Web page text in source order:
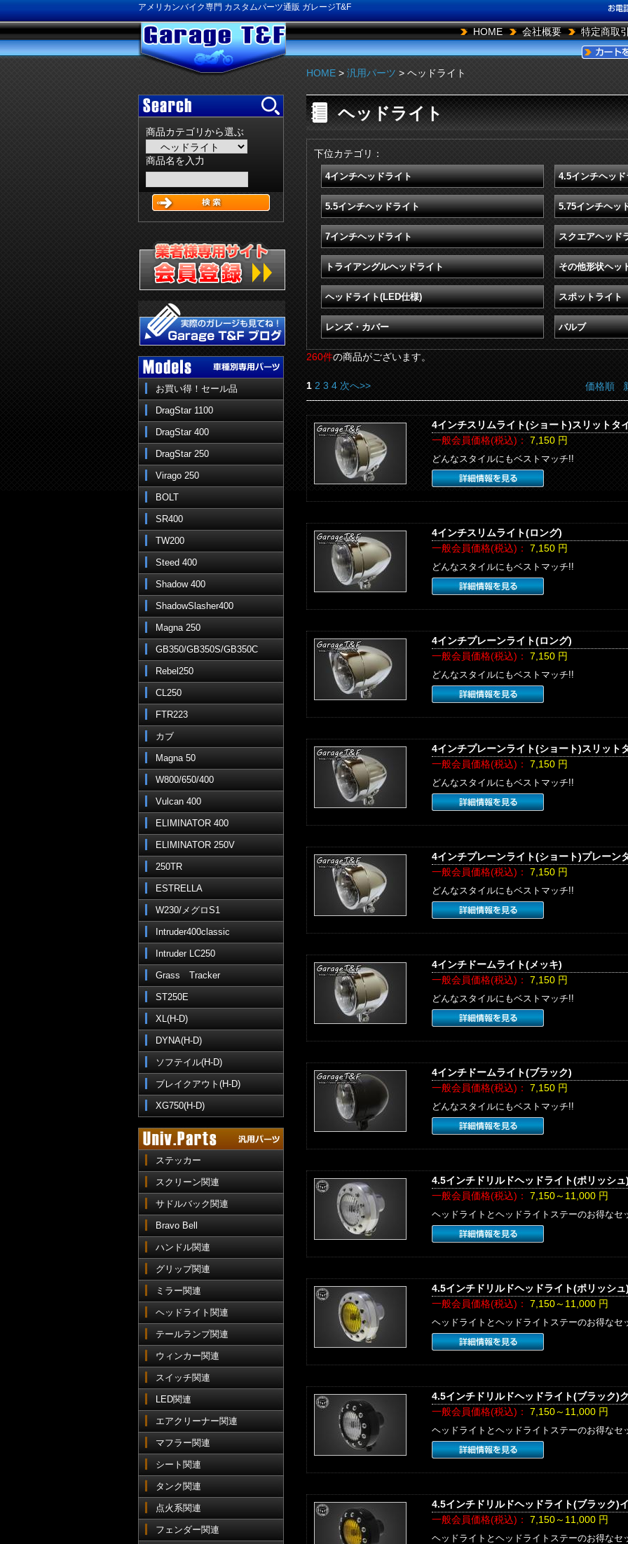
アメリカンバイク専門 カスタムパーツ通販 ガレージT&F
HOME 会社概要 特定商取
商品カテゴリから選ぶ
商品名を入力
お買い得！セール品
DragStar 1100
DragStar 400
DragStar 250
Virago 250
BOLT
SR400
TW200
Steed 400
Shadow 400
ShadowSlasher400
Magna 250
GB350/GB350S/GB350C
Rebel250
CL250
FTR223
カブ
Magna 50
W800/650/400
Vulcan 400
ELIMINATOR 400
ELIMINATOR 250V
250TR
ESTRELLA
W230/メグロS1
Intruder400classic
Intruder LC250
Grass Tracker
ST250E
XL(H-D)
DYNA(H-D)
ソフテイル(H-D)
ブレイクアウト(H-D)
XG750(H-D)
ステッカー
スクリーン関連
サドルバック関連
Bravo Bell
ハンドル関連
グリップ関連
ミラー関連
ヘッドライト関連
テールランプ関連
ウィンカー関連
スイッチ関連
LED関連
エアクリーナー関連
マフラー関連
シート関連
タンク関連
点火系関連
フェンダー関連
HOME > 汎用パーツ > ヘッドライト
ヘッドライト
下位カテゴリ：
4インチヘッドライト 4.5インチヘッド
5.5インチヘッドライト 5.75インチヘッ
7インチヘッドライト スクエアヘッド
トライアングルヘッドライト その他形状ヘッ
ヘッドライト(LED仕様) スポットライト
レンズ・カバー バルブ
260件の商品がございます。
価格順
1 2 3 4 次へ>>
4インチスリムライト(ショート)スリットタ
一般会員価格(税込)： 7,150円
どんなスタイルにもベストマッチ!!
4インチスリムライト(ロング)
一般会員価格(税込)： 7,150円
どんなスタイルにもベストマッチ!!
4インチプレーンライト(ロング)
一般会員価格(税込)： 7,150円
どんなスタイルにもベストマッチ!!
4インチプレーンライト(ショート)スリット
一般会員価格(税込)： 7,150円
どんなスタイルにもベストマッチ!!
4インチプレーンライト(ショート)プレーン
一般会員価格(税込)： 7,150円
どんなスタイルにもベストマッチ!!
4インチドームライト(メッキ)
一般会員価格(税込)： 7,150円
どんなスタイルにもベストマッチ!!
4インチドームライト(ブラック)
一般会員価格(税込)： 7,150円
どんなスタイルにもベストマッチ!!
4.5インチドリルドヘッドライト(ポリッシ
一般会員価格(税込)： 7,150～11,000円
ヘッドライトとヘッドライトステーのお得なセ
4.5インチドリルドヘッドライト(ポリッシ
一般会員価格(税込)： 7,150～11,000円
ヘッドライトとヘッドライトステーのお得なセ
4.5インチドリルドヘッドライト(ブラック)
一般会員価格(税込)： 7,150～11,000円
ヘッドライトとヘッドライトステーのお得なセ
4.5インチドリルドヘッドライト(ブラック)
一般会員価格(税込)： 7,150～11,000円
ヘッドライトとヘッドライトステーのお得なセ